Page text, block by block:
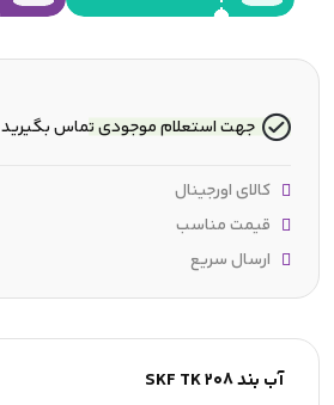
آب بند SKF TK 208
جهت استعلام موجودی تماس بگیرید
کالای اورجینال
قیمت مناسب
ارسال سریع